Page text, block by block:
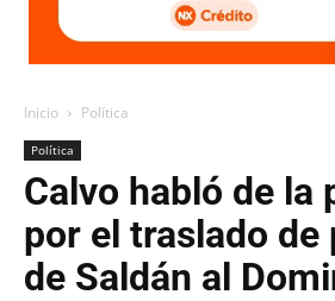
Inicio Política
Política
Calvo habló de la
por el traslado de
de Saldán al